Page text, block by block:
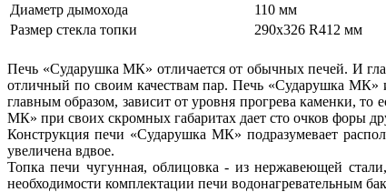
Диаметр дымохода
110 мм
Размер стекла топки
290х326 R412 мм
Печь «Сударушка МК» отличается от обычных печей. И
отличный по своим качествам пар. Печь «Сударушка МК»
главным образом, зависит от уровня прогрева каменки,
МК» при своих скромных габаритах дает сто очков форы
Конструкция печи «Сударушка МК» подразумевает
увеличена вдвое.
Топка печи чугунная, облицовка - из нержавеющей
необходимости комплектации печи водонагревательным